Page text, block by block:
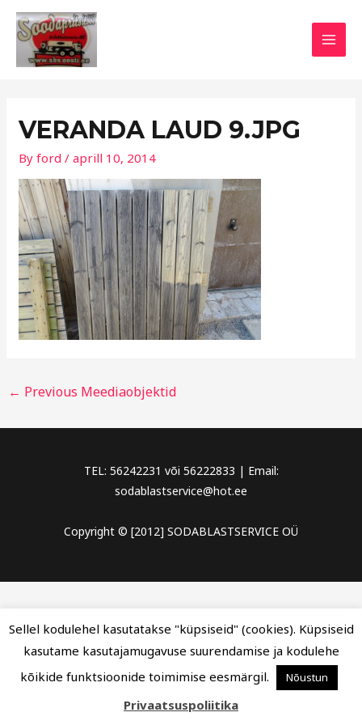
Skip
content
VERANDA LAUD 9.JPG
Byford/aprill 10, 2014
Post
navigation
← Previous Meediaobjektid
TEL: 56242231 või 56222833 | Email:
sodablastservice@hot.ee
Copyright © [2012] SODABLASTSERVICE OÜ
Sellel kodulehel kasutatakse "küpsiseid" (cookies). Küpsiseid
kasutame kasutajamugavuse suurendamise ja kodulehe
kõikide funktsioonide toimimise eesmärgil.
Nõustun
Privaatsuspoliitika